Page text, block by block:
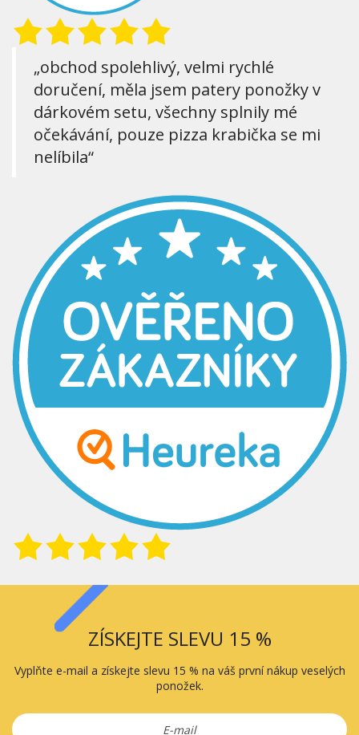
„obchod spolehlivý, velmi rychlé
doručení, měla jsem patery ponožky v
dárkovém setu, všechny splnily mé
očekávání, pouze pizza krabička se mi
nelíbila“
ZÍSKEJTE SLEVU 15 %
Vyplňte e-mail a získejte slevu 15 % na váš první nákup veselých
ponožek.